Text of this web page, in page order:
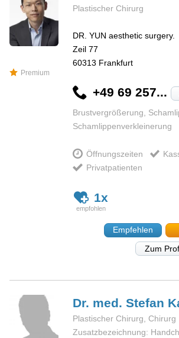
Premium
Plastischer Chirurg
DR. YUN aesthetic surgery.
Zeil 77
60313 Frankfurt
+49 69 257...
Brustvergrößerung,
Schamlippenverkleinerung
Öffnungszeiten
Privatpatienten
1x
Empfehlen
Zum
Dr. med. Stefan
Plastischer Chirurg, Chirurg
Zusatzbezeichnung: